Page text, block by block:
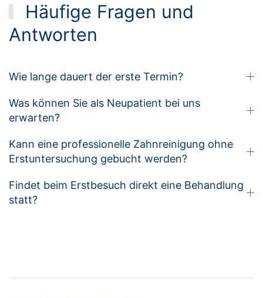
Häufige Fragen und
Antworten
Wie lange dauert der erste Termin?
Was können Sie als Neupatient bei uns
erwarten?
Kann eine professionelle Zahnreinigung ohne
Erstuntersuchung gebucht werden?
Findet beim Erstbesuch direkt eine Behandlung
statt?